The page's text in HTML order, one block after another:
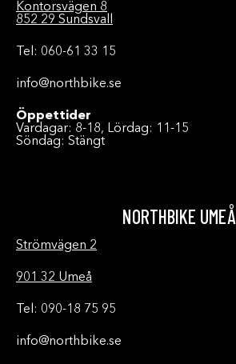
Kontorsvägen 8
852 29 Sundsvall
Tel: 060-61 33 15
info@northbike.se
Öppettider
Vardagar: 8-18, Lördag: 11-15
Söndag: Stängt
NORTHBIKE UMEÅ
Strömvägen 2
901 32 Umeå
Tel: 090-18 75 95
info@northbike.se